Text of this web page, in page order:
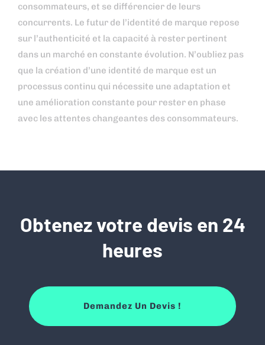
consommateurs, et se différencier de leurs
concurrents. Le futur de l’identité de marque repose
sur l’authenticité et la capacité à rester pertinent
dans un marché en constante évolution. N’oubliez pas
que la création d’une identité de marque est un
processus continu qui nécessite une adaptation et
une amélioration constante pour rester en phase
avec les attentes changeantes des consommateurs.
Obtenez votre devis en 24
heures
Demandez Un Devis !